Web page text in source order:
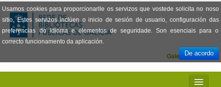
Usamos cookies para proporcionarlle os servizos que vostede solicita no noso
sitio. Estes servizos inclúen o inicio de sesión de usuario, configuración das
preferencias do idioma e elementos de seguridade. Son esenciais para o
correcto funcionamento da aplicación.
De acordo
Español
Galego